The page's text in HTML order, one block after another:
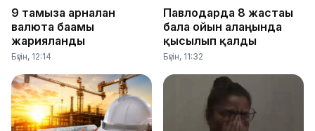
9 тамызға арналған
валюта бағамы
жарияланды
Бүгін, 12:14
Павлодарда 8 жастағы
бала ойын алаңында
қысылып қалды
Бүгін, 11:32